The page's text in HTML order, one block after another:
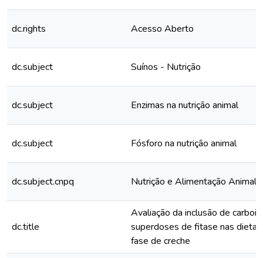
dc.rights Acesso Aberto
dc.subject Suínos - Nutrição
dc.subject Enzimas na nutrição animal
dc.subject Fósforo na nutrição animal
dc.subject.cnpq Nutrição e Alimentação Animal
dc.title
Avaliação da inclusão de
superdoses de fitase nas
fase de creche